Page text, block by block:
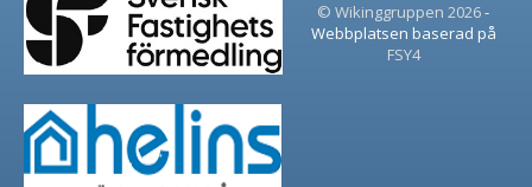
© Wikinggruppen 2026-
Webbplatsen baserad på
FSY4